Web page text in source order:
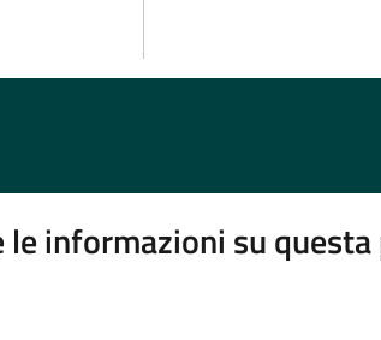
le informazioni su questa